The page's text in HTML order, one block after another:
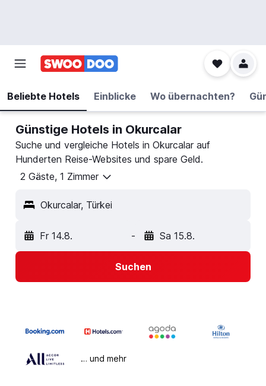
Beliebte Hotels Einblicke Wo übernachten?
Günstige Hotels in Okurcalar
Suche und vergleiche Hotels in Okurcalar auf
Hunderten Reise-Websites und spare Geld.
2 Gäste, 1 Zimmer
Okurcalar, Türkei
Fr 14.8. - Sa 15.8.
Suchen
… und mehr